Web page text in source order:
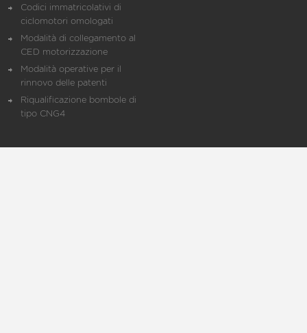
Codici immatricolativi di
ciclomotori omologati
Modalità di collegamento al
CED motorizzazione
Modalità operative per il
rinnovo delle patenti
Riqualificazione bombole di
tipo CNG4